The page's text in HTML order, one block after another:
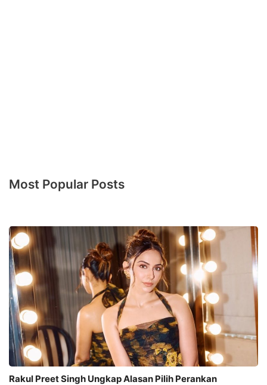
Most Popular Posts
Rakul Preet Singh Ungkap Alasan Pilih Perankan